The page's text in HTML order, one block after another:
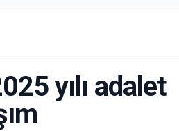
yılı adalet